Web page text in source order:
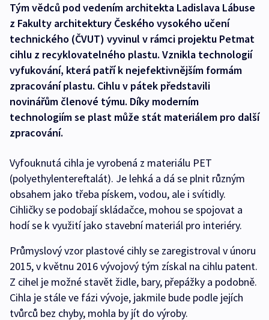
Tým vědců pod vedením architekta Ladislava Lábuse
z Fakulty architektury Českého vysokého učení
technického (ČVUT) vyvinul v rámci projektu Petmat
cihlu z recyklovatelného plastu. Vznikla technologií
vyfukování, která patří k nejefektivnějším formám
zpracování plastu. Cihlu v pátek představili
novinářům členové týmu. Díky moderním
technologiím se plast může stát materiálem pro další
zpracování.
Vyfouknutá cihla je vyrobená z materiálu PET
(polyethylentereftalát). Je lehká a dá se plnit různým
obsahem jako třeba pískem, vodou, ale i svítidly.
Cihličky se podobají skládačce, mohou se spojovat a
hodí se k využití jako stavební materiál pro interiéry.
Průmyslový vzor plastové cihly se zaregistroval v únoru
2015, v květnu 2016 vývojový tým získal na cihlu patent.
Z cihel je možné stavět židle, bary, přepážky a podobně.
Cihla je stále ve fázi vývoje, jakmile bude podle jejích
tvůrců bez chyby, mohla by jít do výroby.